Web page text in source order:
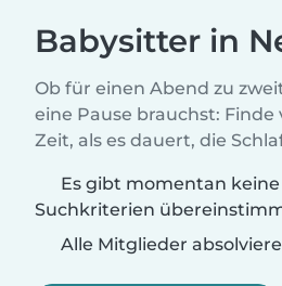
Babysitter in
Ob für einen Abend zu
eine Pause brauchst:
Zeit, als es dauert, die
Es gibt momentan
Suchkriterien
Alle Mitglieder